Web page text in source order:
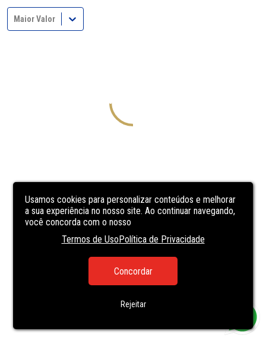
Usamos cookies para personalizar conteúdos e melhorar
a sua experiência no nosso site. Ao continuar navegando,
você concorda com o nosso
Termos de UsoPolítica de Privacidade
Concordar
Rejeitar
Maior Valor